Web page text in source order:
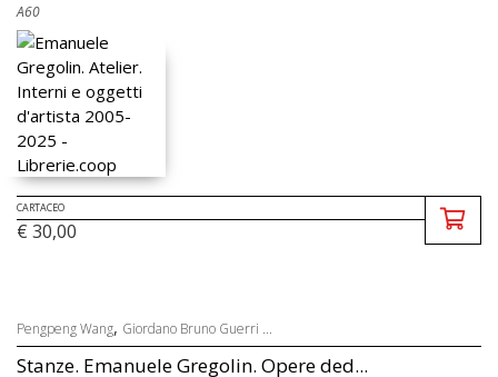
A60
CARTACEO
€ 30,00
Pengpeng Wang, Giordano Bruno Guerri ...
Stanze. Emanuele Gregolin. Opere ded...